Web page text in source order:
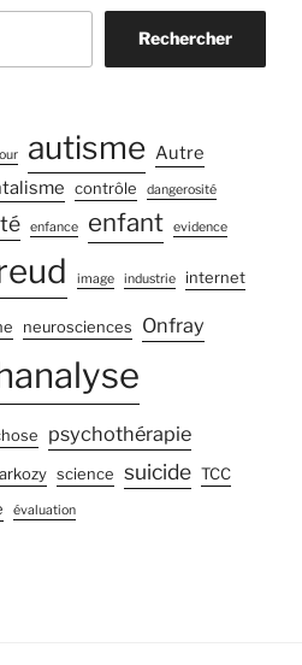
Rechercher
autisme Autre
contrôle dangerosité
enfance enfant evidence
image industrie internet
neurosciences Onfray
psychothérapie
science suicide TCC
évaluation